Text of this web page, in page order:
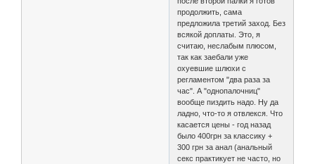
продолжить, сама
предложила третий заход. Без
всякой доплаты. Это, я
считаю, неслабым плюсом,
так как заебали уже
охуевшие шлюхи с
регламентом "два раза за
час". А "однопалочниц"
вообще пиздить надо. Ну да
ладно, что-то я отвлекся. Что
касается цены - год назад
было 400грн за классику +
300 грн за анал (анальный
секс практикует не часто, но